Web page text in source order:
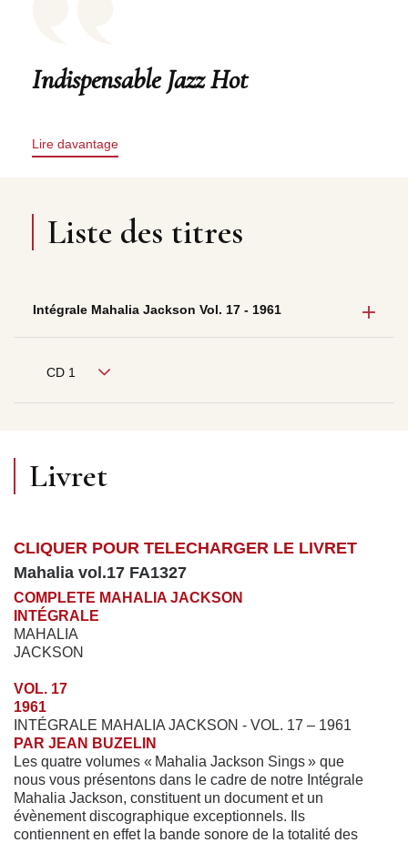
Indispensable Jazz Hot
Lire davantage
Liste des titres
Intégrale Mahalia Jackson Vol. 17 - 1961
CD 1
Livret
CLIQUER POUR TELECHARGER LE LIVRET
Mahalia vol.17 FA1327
COMPLETE MAHALIA JACKSON
INTÉGRALE
MAHALIA
JACKSON
VOL. 17
1961
INTÉGRALE MAHALIA JACKSON - VOL. 17 – 1961
PAR JEAN BUZELIN
Les quatre volumes « Mahalia Jackson Sings » que
nous vous présentons dans le cadre de notre Intégrale
Mahalia Jackson, constituent un document et un
évènement discographique exceptionnels. Ils
contiennent en effet la bande sonore de la totalité des